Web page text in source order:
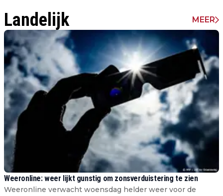
Landelijk MEER
Weeronline: weer lijkt gunstig om zonsverduistering te zien
Weeronline verwacht woensdag helder weer voor de